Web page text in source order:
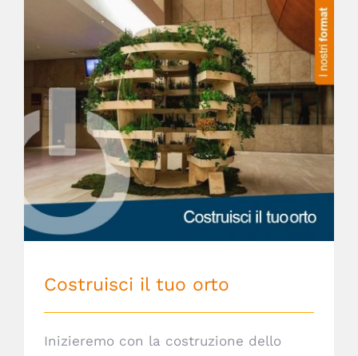
Costruisci il tuo orto
Costruisci il tuo orto
Inizieremo con la costruzione dello